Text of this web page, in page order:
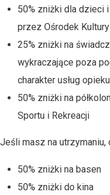
50% zniżki dla dzieci
przez Ośrodek Kultury
25% zniżki na
wykraczające poza
charakter usług
50% zniżki na
Sportu i Rekreacji
Jeśli masz na
50% zniżki na basen
50% zniżki do kina